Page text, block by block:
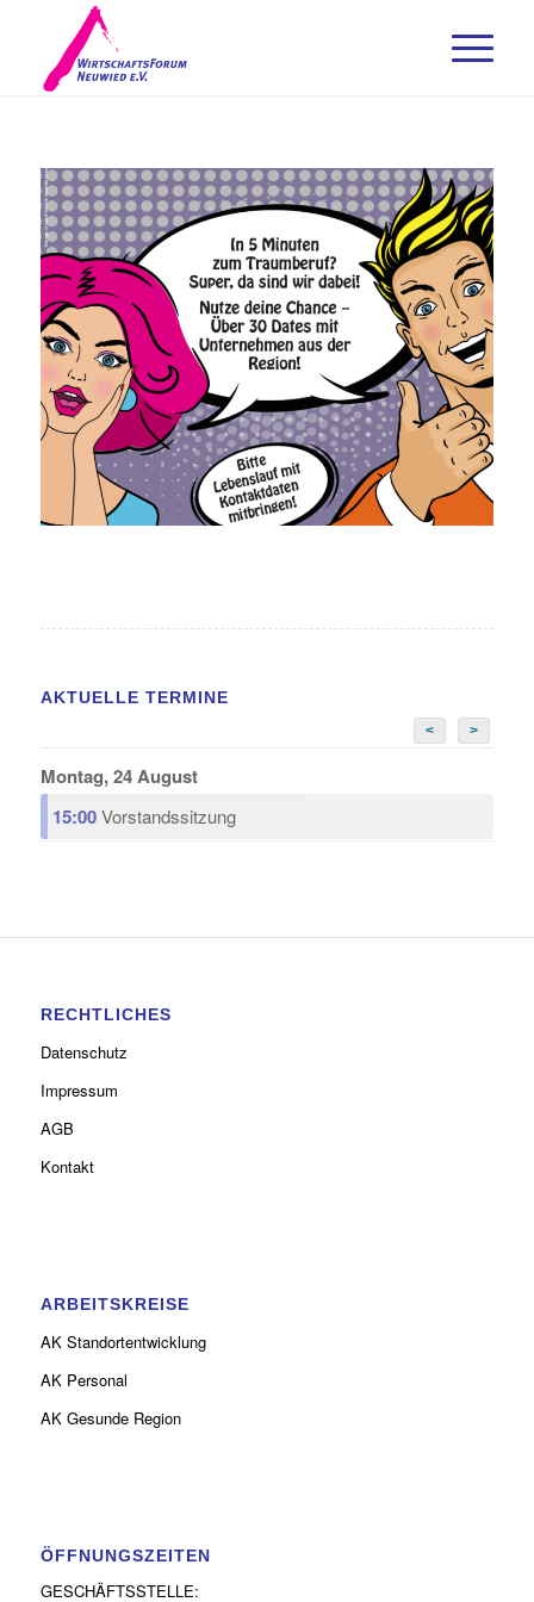
AKTUELLE TERMINE
< >
Montag, 24 August
15:00Vorstandssitzung
RECHTLICHES
Datenschutz
Impressum
AGB
Kontakt
ARBEITSKREISE
AK Standortentwicklung
AK Personal
AK Gesunde Region
ÖFFNUNGSZEITEN
GESCHÄFTSSTELLE: